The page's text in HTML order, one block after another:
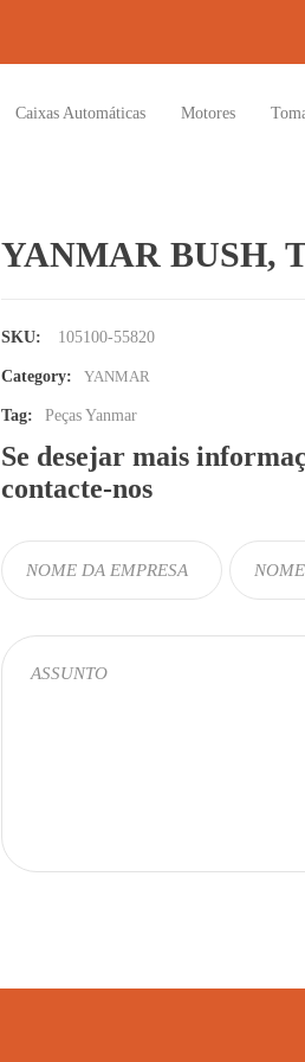
Caixas Automáticas Motores
YANMAR BUSH,
SKU: 105100-55820
Category: YANMAR
Tag: Peças Yanmar
Se desejar mais
contacte-nos